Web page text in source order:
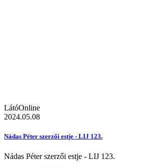
LátóOnline
2024.05.08
Nádas Péter szerzői estje - LIJ 123.
Nádas Péter szerzői estje - LIJ 123.